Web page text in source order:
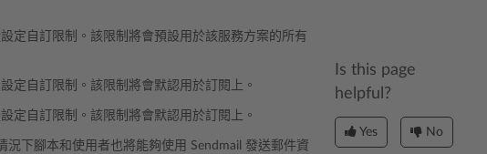
定自訂限制。該限制將會預設用於該服務方案的所有
定自訂限制。該限制將會默認用於訂閱上。
定自訂限制。該限制將會默認用於訂閱上。
況下腳本和使用者也將能夠使用 Sendmail 發送郵件資
Is this page
helpful?
Yes No